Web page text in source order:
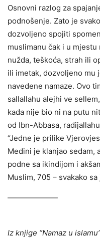
Osnovni razlog za
podnošenje. Zato je
dozvoljeno spojiti
muslimanu čak i u
nužda, teškoća, strah ili
ili imetak, dozvoljeno mu
navedene namaze. Ovo
sallallahu alejhi ve
kada nije bio ni na putu
od Ibn-Abbasa,
“Jedne je prilike
Medini je klanjao sedam,
podne sa ikindijom i
Muslim, 705 – svakako
Iz knjige “Namaz u